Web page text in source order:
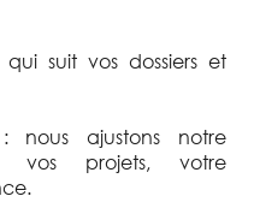
suit vos dossiers et
nous ajustons notre
vos projets, votre